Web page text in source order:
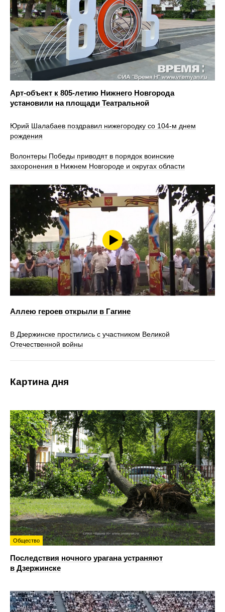
Арт-объект к 805-летию Нижнего Новгорода
установили на площади Театральной
Юрий Шалабаев поздравил нижегородку со 104-м днем
рождения
Волонтеры Победы приводят в порядок воинские
захоронения в Нижнем Новгороде и округах области
Аллею героев открыли в Гагине
В Дзержинске простились с участником Великой
Отечественной войны
Картина дня
Общество
Последствия ночного урагана устраняют
в Дзержинске